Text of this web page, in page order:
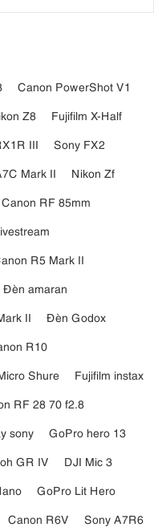
Canon PowerShot V1
Z8
Fujifilm X-Half
III
Sony FX2
Mark II
Nikon Zf
Canon RF 85mm
R5 Mark II
Đèn amaran
II
Đèn Godox
R10
Shure
Fujifilm instax
RF 28 70 f2.8
sony
GoPro hero 13
GR IV
DJI Mic 3
GoPro Lit Hero
Canon R6V
Sony A7R6